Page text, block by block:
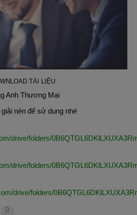
TÀI LIỆU
Anh Thương Mại
nén để sử dụng nhé
drive/folders/
drive/folders/
drive/folders/